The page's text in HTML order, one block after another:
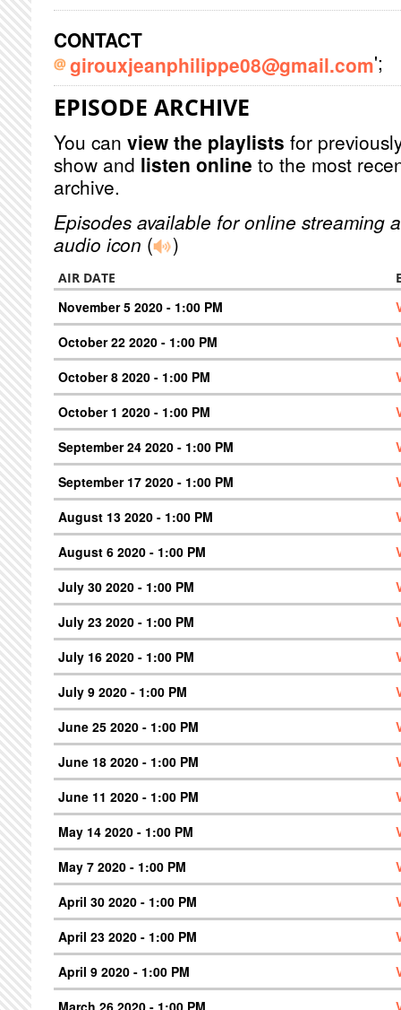
CONTACT
girouxjeanphilippe08@gmail.com';
EPISODE ARCHIVE
You can view the playlists for
show and listen online to the most
archive.
Episodes available for online streaming
audio icon ( )
AIR DATE
November 5 2020 - 1:00 PM
October 22 2020 - 1:00 PM
October 8 2020 - 1:00 PM
October 1 2020 - 1:00 PM
September 24 2020 - 1:00 PM
September 17 2020 - 1:00 PM
August 13 2020 - 1:00 PM
August 6 2020 - 1:00 PM
July 30 2020 - 1:00 PM
July 23 2020 - 1:00 PM
July 16 2020 - 1:00 PM
July 9 2020 - 1:00 PM
June 25 2020 - 1:00 PM
June 18 2020 - 1:00 PM
June 11 2020 - 1:00 PM
May 14 2020 - 1:00 PM
May 7 2020 - 1:00 PM
April 30 2020 - 1:00 PM
April 23 2020 - 1:00 PM
April 9 2020 - 1:00 PM